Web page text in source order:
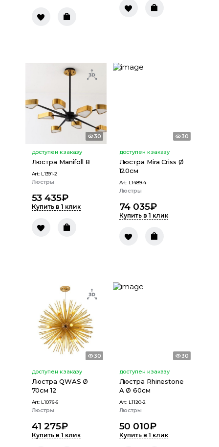
30
доступен к заказу
Люстра Manifoll 8
Art: L1391-2
Люстры
53 435₽
Купить в 1 клик
30
доступен к заказу
Люстра Mira Criss Ø
120см
Art: L1489-4
Люстры
74 035₽
Купить в 1 клик
30
доступен к заказу
Люстра QWAS Ø
70см 12
Art: L1076-6
Люстры
41 275₽
Купить в 1 клик
30
доступен к заказу
Люстра Rhinestone
A Ø 60см
Art: L1120-2
Люстры
50 010₽
Купить в 1 клик